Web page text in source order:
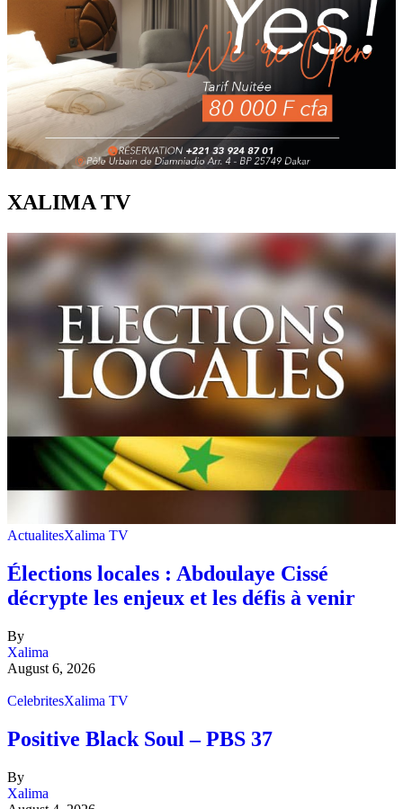
XALIMA TV
ActualitesXalima TV
Élections locales : Abdoulaye Cissé
décrypte les enjeux et les défis à venir
By
Xalima
August 6, 2026
CelebritesXalima TV
Positive Black Soul – PBS 37
By
Xalima